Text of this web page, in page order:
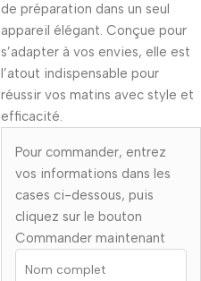
de préparation dans un seul
appareil élégant. Conçue pour
s’adapter à vos envies, elle est
l’atout indispensable pour
réussir vos matins avec style et
efficacité.
Pour commander, entrez
vos informations dans les
cases ci-dessous, puis
cliquez sur le bouton
Commander maintenant